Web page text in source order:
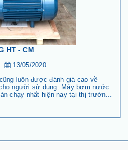
bơm hố móng
13/05/2020
quan trọng trong xây dựng với
trong tình trạng thấp và bị ngập
để có thể lựa chọn được loại máy